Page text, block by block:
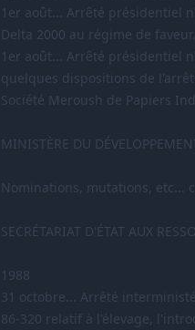
1er août... Arrêté présidentiel
Delta 2000 au régime de
1er août... Arrêté présidentiel
quelques dispositions de
Société Meroush de Papiers
MINISTÈRE DU
Nominations, mutations, etc...
SECRÉTARIAT D'ÉTAT AUX
1988
31 octobre... Arrêté
86-320 relatif à l'élevage,